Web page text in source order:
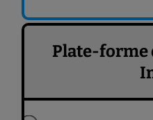
Plate-forme